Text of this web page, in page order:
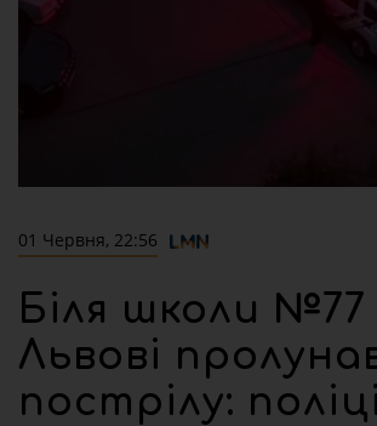
01 Червня, 22:56
Біля школи №77
Львові
пострілу: